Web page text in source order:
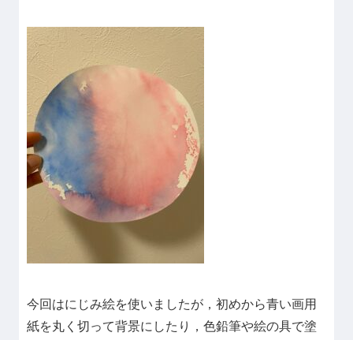
今回はにじみ絵を使いましたが，初めから青い画用
紙を丸く切って背景にしたり，色鉛筆や絵の具で塗